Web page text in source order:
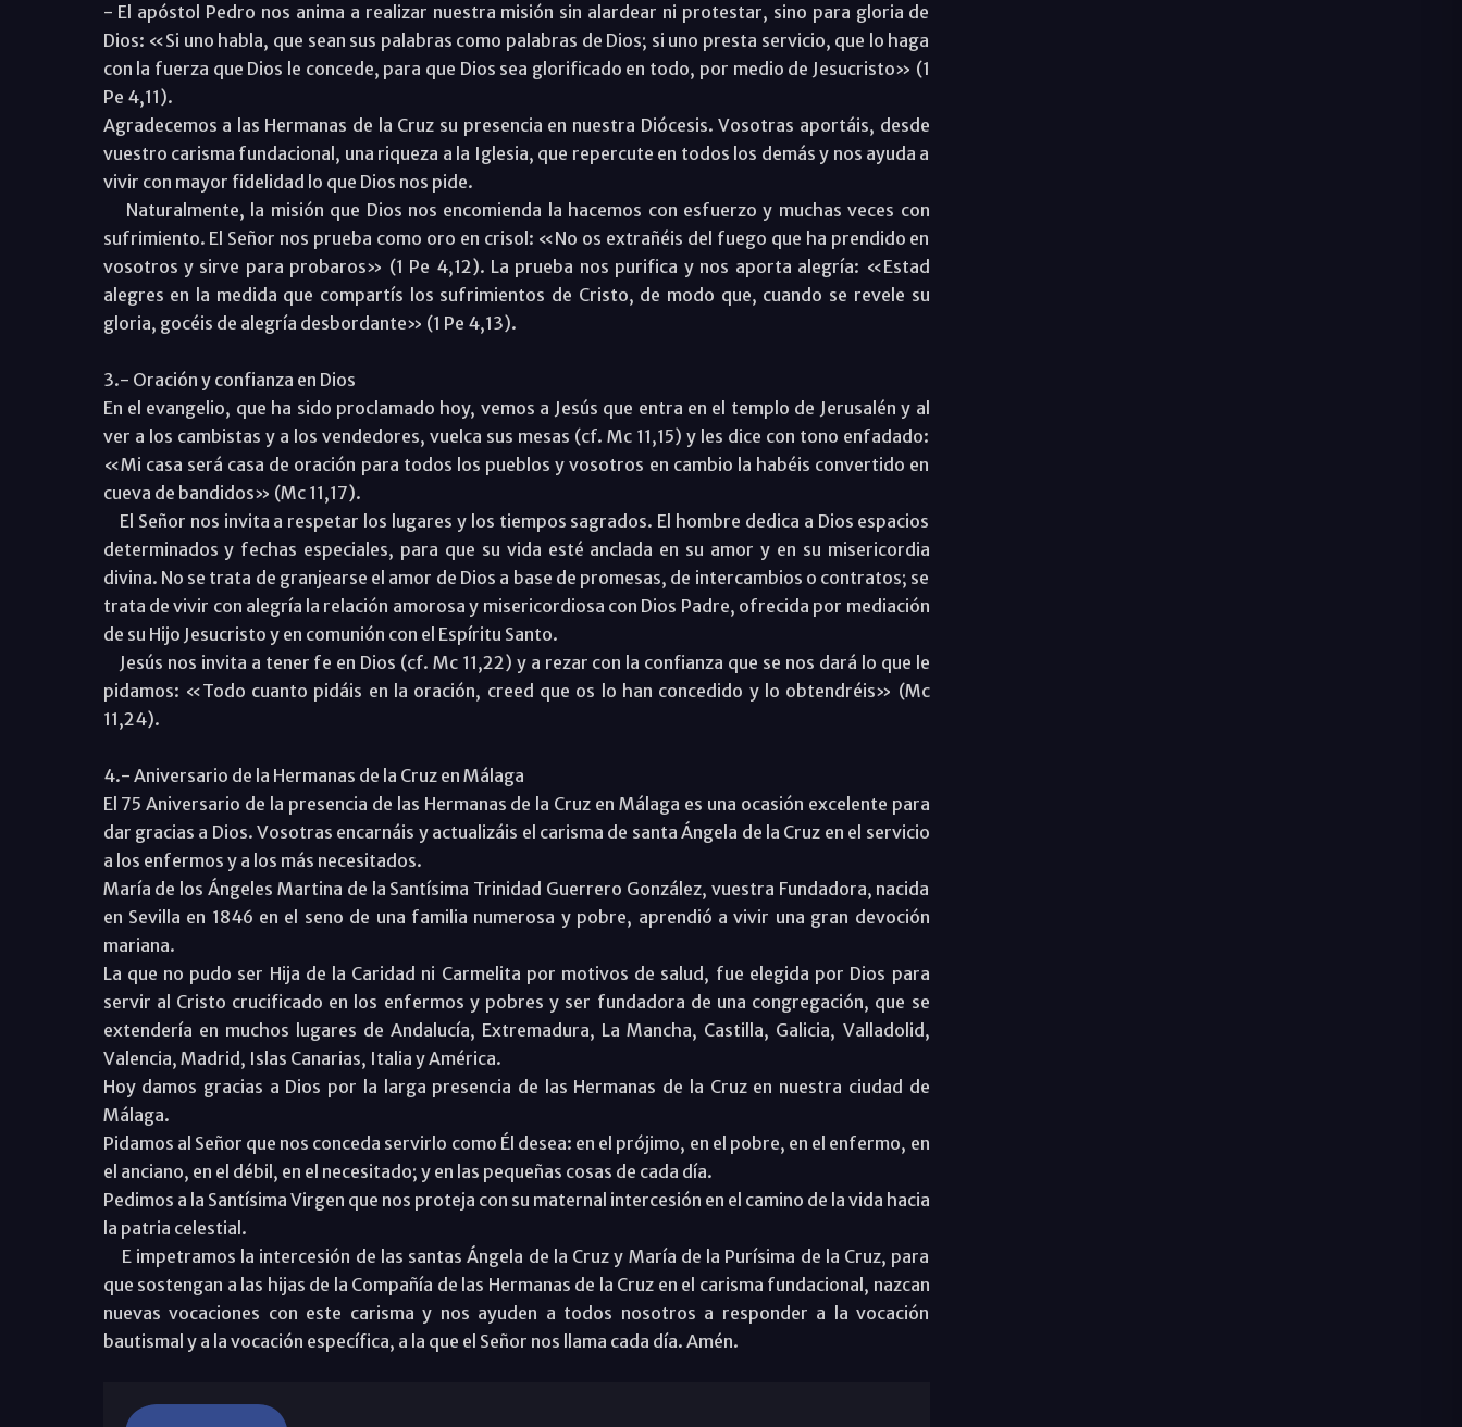
- El apóstol Pedro nos anima a realizar nuestra misión sin alardear ni protestar, sino para gloria de
Dios: «Si uno habla, que sean sus palabras como palabras de Dios; si uno presta servicio, que lo haga
con la fuerza que Dios le concede, para que Dios sea glorificado en todo, por medio de Jesucristo» (1
Pe 4,11).
Agradecemos a las Hermanas de la Cruz su presencia en nuestra Diócesis. Vosotras aportáis, desde
vuestro carisma fundacional, una riqueza a la Iglesia, que repercute en todos los demás y nos ayuda a
vivir con mayor fidelidad lo que Dios nos pide.
Naturalmente, la misión que Dios nos encomienda la hacemos con esfuerzo y muchas veces con
sufrimiento. El Señor nos prueba como oro en crisol: «No os extrañéis del fuego que ha prendido en
vosotros y sirve para probaros» (1 Pe 4,12). La prueba nos purifica y nos aporta alegría: «Estad
alegres en la medida que compartís los sufrimientos de Cristo, de modo que, cuando se revele su
gloria, gocéis de alegría desbordante» (1 Pe 4,13).
3.- Oración y confianza en Dios
En el evangelio, que ha sido proclamado hoy, vemos a Jesús que entra en el templo de Jerusalén y al
ver a los cambistas y a los vendedores, vuelca sus mesas (cf. Mc 11,15) y les dice con tono enfadado:
«Mi casa será casa de oración para todos los pueblos y vosotros en cambio la habéis convertido en
cueva de bandidos» (Mc 11,17).
El Señor nos invita a respetar los lugares y los tiempos sagrados. El hombre dedica a Dios espacios
determinados y fechas especiales, para que su vida esté anclada en su amor y en su misericordia
divina. No se trata de granjearse el amor de Dios a base de promesas, de intercambios o contratos; se
trata de vivir con alegría la relación amorosa y misericordiosa con Dios Padre, ofrecida por mediación
de su Hijo Jesucristo y en comunión con el Espíritu Santo.
Jesús nos invita a tener fe en Dios (cf. Mc 11,22) y a rezar con la confianza que se nos dará lo que le
pidamos: «Todo cuanto pidáis en la oración, creed que os lo han concedido y lo obtendréis» (Mc
11,24).
4.- Aniversario de la Hermanas de la Cruz en Málaga
El 75 Aniversario de la presencia de las Hermanas de la Cruz en Málaga es una ocasión excelente para
dar gracias a Dios. Vosotras encarnáis y actualizáis el carisma de santa Ángela de la Cruz en el servicio
a los enfermos y a los más necesitados.
María de los Ángeles Martina de la Santísima Trinidad Guerrero González, vuestra Fundadora, nacida
en Sevilla en 1846 en el seno de una familia numerosa y pobre, aprendió a vivir una gran devoción
mariana.
La que no pudo ser Hija de la Caridad ni Carmelita por motivos de salud, fue elegida por Dios para
servir al Cristo crucificado en los enfermos y pobres y ser fundadora de una congregación, que se
extendería en muchos lugares de Andalucía, Extremadura, La Mancha, Castilla, Galicia, Valladolid,
Valencia, Madrid, Islas Canarias, Italia y América.
Hoy damos gracias a Dios por la larga presencia de las Hermanas de la Cruz en nuestra ciudad de
Málaga.
Pidamos al Señor que nos conceda servirlo como Él desea: en el prójimo, en el pobre, en el enfermo, en
el anciano, en el débil, en el necesitado; y en las pequeñas cosas de cada día.
Pedimos a la Santísima Virgen que nos proteja con su maternal intercesión en el camino de la vida hacia
la patria celestial.
E impetramos la intercesión de las santas Ángela de la Cruz y María de la Purísima de la Cruz, para
que sostengan a las hijas de la Compañía de las Hermanas de la Cruz en el carisma fundacional, nazcan
nuevas vocaciones con este carisma y nos ayuden a todos nosotros a responder a la vocación
bautismal y a la vocación específica, a la que el Señor nos llama cada día. Amén.